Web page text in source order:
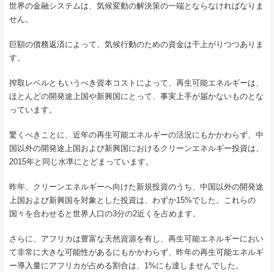
世界の金融システムは、気候変動の解決策の一端とならなければなりま
せん。
巨額の債務返済によって、気候行動のための資金は干上がりつつありま
す。
搾取レベルともいうべき資本コストによって、再生可能エネルギーは、
ほとんどの開発途上国や新興国にとって、事実上手が届かないものとな
っています。
驚くべきことに、近年の再生可能エネルギーの活況にもかかわらず、中
国以外の開発途上国および新興国におけるクリーンエネルギー投資は、
2015年と同じ水準にとどまっています。
昨年、クリーンエネルギーへ向けた新規投資のうち、中国以外の開発途
上国および新興国を対象とした投資は、わずか15%でした。これらの
国々を合わせると世界人口の3分の2近くを占めます。
さらに、アフリカは豊富な天然資源を有し、再生可能エネルギーにおい
て非常に大きな可能性があるにもかかわらず、昨年の再生可能エネルギ
ー導入量にアフリカが占める割合は、1%にも達しませんでした。